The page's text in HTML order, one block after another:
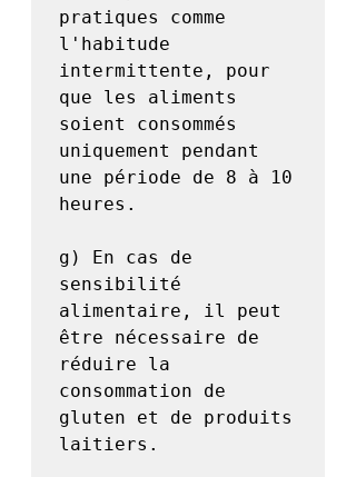
pratiques comme
l'habitude
intermittente, pour
que les aliments
soient consommés
uniquement pendant
une période de 8 à 10
heures.
g) En cas de
sensibilité
alimentaire, il peut
être nécessaire de
réduire la
consommation de
gluten et de produits
laitiers.